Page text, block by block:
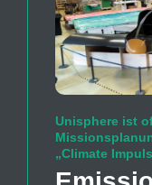
Unisphere ist
„Climate